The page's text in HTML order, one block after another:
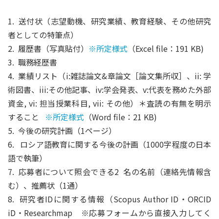
1. 送付状（志望動機、研究業績、教育経験、その他研究
者としての特筆点）
2. 履歴書（写真貼付） ※所定様式 （Excel file：191 KB)
3. 職務経歴書
4. 業績リスト（i:雑誌論文&章論文［論文集所収］、ii: 学
術図書、iii:その他記事、iv:学会発表、v:代表を務めた外部
資金, vi: 担当授業科目, vii: その他）＊査読の有無を明示
すること ※所定様式 （Word file：21 KB)
5. 今後の研究計画（1ページ）
6. ロシア語教育に関する今後の計画（1000字程度の日本
語で執筆）
7. 応募者について照会できる2 名の名前（連絡先情報含
む）、推薦状（1通）
8. 研究者IDに関する情報（Scopus Author ID・ORCID
iD・Researchmap ※応募フォームから直接入力してく